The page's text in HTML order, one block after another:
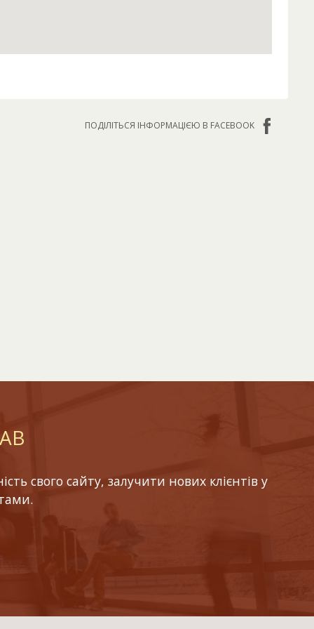
ПОДІЛІТЬСЯ ІНФОРМАЦІЄЮ В FACEBOOK
свого сайту, залучити нових клієнтів у